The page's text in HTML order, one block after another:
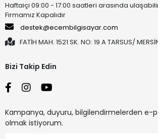
Haftaiçi 09:00 - 17:00 saatleri arasında
Firmamız Kapalıdır
destek@ecembilgisayar.com
FATİH MAH. 1521 SK. NO: 19 A TARSUS/
Bizi Takip Edin
Kampanya, duyuru, bilgilendirmelerden e-
olmak istiyorum.